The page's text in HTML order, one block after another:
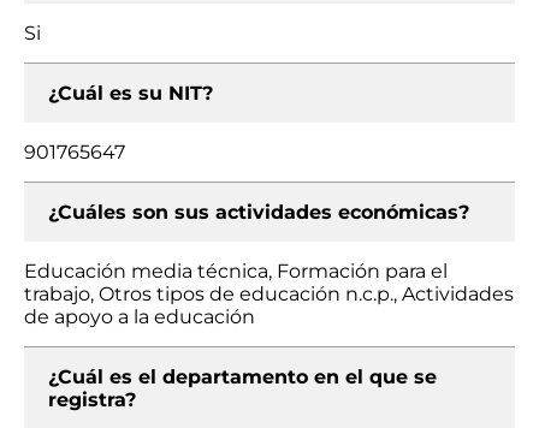
Si
¿Cuál es su NIT?
901765647
¿Cuáles son sus actividades económicas?
Educación media técnica, Formación para el
trabajo, Otros tipos de educación n.c.p., Actividades
de apoyo a la educación
¿Cuál es el departamento en el que se
registra?